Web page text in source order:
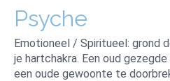
Psyche
Emotioneel / Spiritueel: grond
je hartchakra. Een oud
een oude gewoonte te